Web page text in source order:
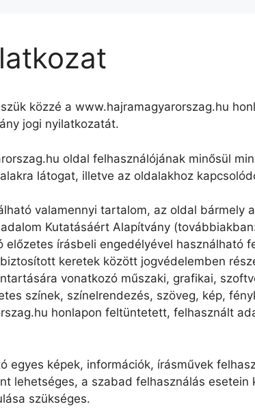
közzé a www.hajramagyarorszag.hu
jogi nyilatkozatát.
oldal felhasználójának minősül
látogat, illetve az oldalakhoz
valamennyi tartalom, az oldal bármely
Kutatásáért Alapítvány
előzetes írásbeli engedélyével használható
keretek között jogvédelemben
vonatkozó műszaki, grafikai,
színek, színelrendezés, szöveg, kép,
honlapon feltüntetett, felhasznált
egyes képek, információk, írásművek
lehetséges, a szabad felhasználás
szükséges.